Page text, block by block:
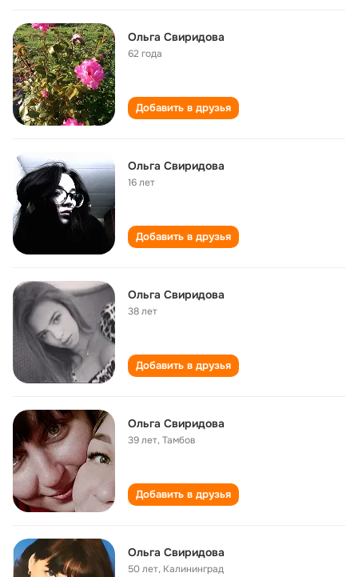
Ольга Свиридова
62 года
Добавить в друзья
Ольга Свиридова
16 лет
Добавить в друзья
Ольга Свиридова
38 лет
Добавить в друзья
Ольга Свиридова
39 лет,Тамбов
Добавить в друзья
Ольга Свиридова
50 лет, Калининград